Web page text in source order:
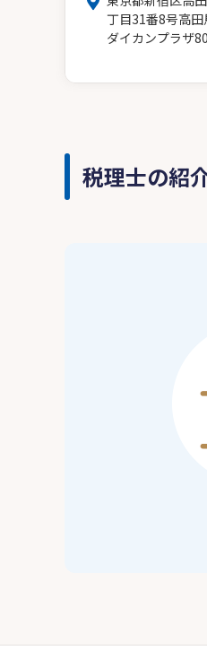
丁目31番8号高田
ダイカンプラザ
税理士の紹